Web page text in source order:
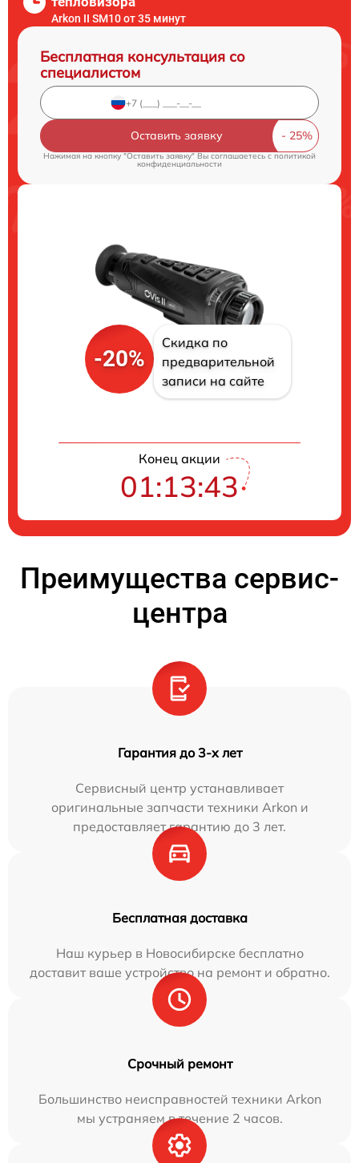
Arkon II SM10 от 35 минут
Бесплатная консультация со
специалистом
Оставить заявку
Нажимая на кнопку "Оставить заявку" Вы соглашаетесь c политикой
конфиденциальности
-20%
Скидка по
предварительной
записи на сайте
Конец акции
01:13:42
Преимущества сервис-
центра
Гарантия до 3-х лет
Сервисный центр устанавливает
оригинальные запчасти техники Arkon и
предоставляет гарантию до 3 лет.
Бесплатная доставка
Наш курьер в Новосибирске бесплатно
доставит ваше устройство на ремонт и обратно.
Срочный ремонт
Большинство неисправностей техники Arkon
мы устраняем в течение 2 часов.